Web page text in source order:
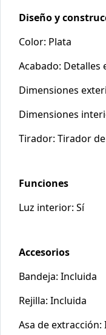
Diseño y
Color: Plata
Acabado: Detalles
Dimensiones
Dimensiones
Tirador: Tirador
Funciones
Luz interior: Sí
Accesorios
Bandeja: Incluida
Rejilla: Incluida
Asa de extracción: